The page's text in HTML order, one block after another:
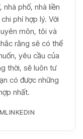
phố, nhà liền
phí hợp lý. Với
môn, tôi và
rằng sẽ có thể
yêu cầu của
thời, sẽ luôn tư
có được những
nhất.
LINKEDIN